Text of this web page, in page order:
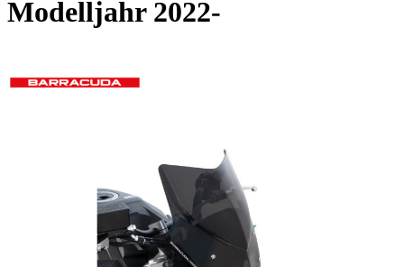
Modelljahr 2022-